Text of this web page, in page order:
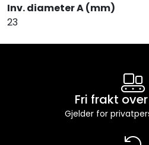
Inv. diameter A (mm)
23
Fri frakt
Gjelder for